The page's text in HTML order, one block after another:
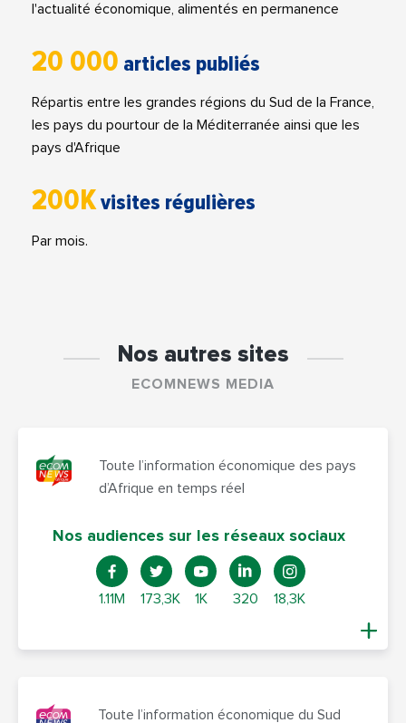
l'actualité économique, alimentés en permanence
20 000 articles publiés
Répartis entre les grandes régions du Sud de la France,
les pays du pourtour de la Méditerranée ainsi que les
pays d'Afrique
200Kvisites régulières
Par mois.
Nos autres sites
ECOMNEWS MEDIA
Toute l’information économique des pays
d’Afrique en temps réel
Nos audiences sur les réseaux sociaux
1.11M 173,3K 1K 320 18,3K
Toute l’information économique du Sud